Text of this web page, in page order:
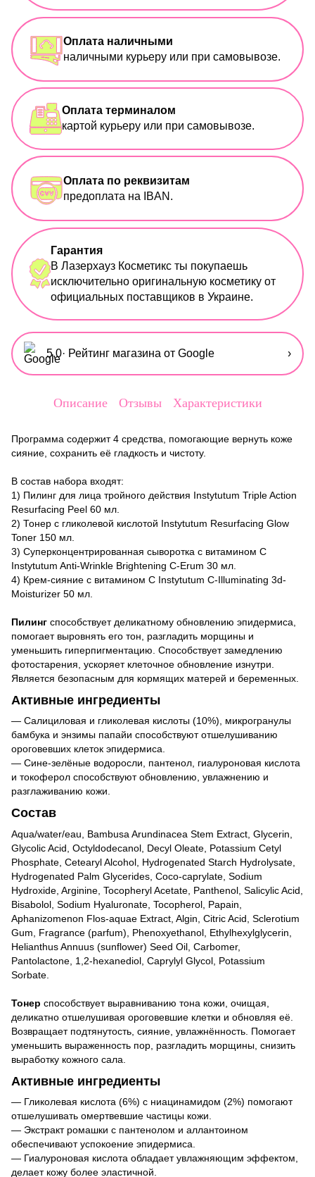
Оплата наличными
наличными курьеру или при самовывозе.
Оплата терминалом
картой курьеру или при самовывозе.
Оплата по реквизитам
предоплата на IBAN.
Гарантия
В Лазерхауз Косметикс ты покупаешь
исключительно оригинальную косметику от
официальных поставщиков в Украине.
5,0· Рейтинг магазина от Google ›
Описание Отзывы Характеристики
Программа содержит 4 средства, помогающие вернуть коже
сияние, сохранить её гладкость и чистоту.
В состав набора входят:
1) Пилинг для лица тройного действия Instytutum Triple Action
Resurfacing Peel 60 мл.
2) Тонер с гликолевой кислотой Instytutum Resurfacing Glow
Toner 150 мл.
3) Суперконцентрированная сыворотка с витамином C
Instytutum Anti-Wrinkle Brightening C-Erum 30 мл.
4) Крем-сияние с витамином C Instytutum C-Illuminating 3d-
Moisturizer 50 мл.
Пилинг способствует деликатному обновлению эпидермиса,
помогает выровнять его тон, разгладить морщины и
уменьшить гиперпигментацию. Способствует замедлению
фотостарения, ускоряет клеточное обновление изнутри.
Является безопасным для кормящих матерей и беременных.
Активные ингредиенты
— Салициловая и гликолевая кислоты (10%), микрогранулы
бамбука и энзимы папайи способствуют отшелушиванию
ороговевших клеток эпидермиса.
— Сине-зелёные водоросли, пантенол, гиалуроновая кислота
и токоферол способствуют обновлению, увлажнению и
разглаживанию кожи.
Состав
Aqua/water/eau, Bambusa Arundinacea Stem Extract, Glycerin,
Glycolic Acid, Octyldodecanol, Decyl Oleate, Potassium Cetyl
Phosphate, Cetearyl Alcohol, Hydrogenated Starch Hydrolysate,
Hydrogenated Palm Glycerides, Coco-caprylate, Sodium
Hydroxide, Arginine, Tocopheryl Acetate, Panthenol, Salicylic Acid,
Bisabolol, Sodium Hyaluronate, Tocopherol, Papain,
Aphanizomenon Flos-aquae Extract, Algin, Citric Acid, Sclerotium
Gum, Fragrance (parfum), Phenoxyethanol, Ethylhexylglycerin,
Helianthus Annuus (sunflower) Seed Oil, Carbomer,
Pantolactone, 1,2-hexanediol, Caprylyl Glycol, Potassium
Sorbate.
Тонер способствует выравниванию тона кожи, очищая,
деликатно отшелушивая ороговевшие клетки и обновляя её.
Возвращает подтянутость, сияние, увлажнённость. Помогает
уменьшить выраженность пор, разгладить морщины, снизить
выработку кожного сала.
Активные ингредиенты
— Гликолевая кислота (6%) с ниацинамидом (2%) помогают
отшелушивать омертвевшие частицы кожи.
— Экстракт ромашки с пантенолом и аллантоином
обеспечивают успокоение эпидермиса.
— Гиалуроновая кислота обладает увлажняющим эффектом,
делает кожу более эластичной.